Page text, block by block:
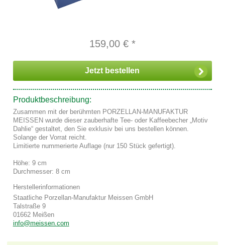
159,00 € *
Jetzt bestellen
Produktbeschreibung:
Zusammen mit der berühmten PORZELLAN-MANUFAKTUR
MEISSEN wurde dieser zauberhafte Tee- oder Kaffeebecher „Motiv
Dahlie“ gestaltet, den Sie exklusiv bei uns bestellen können.
Solange der Vorrat reicht.
Limitierte nummerierte Auflage (nur 150 Stück gefertigt).
Höhe: 9 cm
Durchmesser: 8 cm
Herstellerinformationen
Staatliche Porzellan-Manufaktur Meissen GmbH
Talstraße 9
01662 Meißen
info@meissen.com